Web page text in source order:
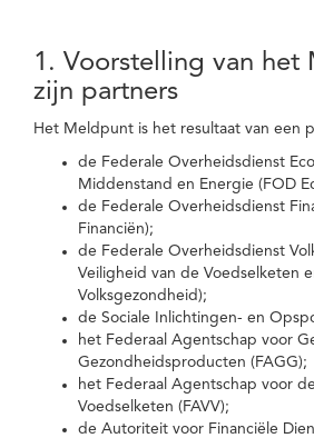
1. Voorstelling van het
zijn partners
Het Meldpunt is het resultaat van een
de Federale Overheidsdienst
Middenstand en Energie (FOD
de Federale Overheidsdienst
Financiën);
de Federale Overheidsdienst
Veiligheid van de Voedselketen
Volksgezondheid);
de Sociale Inlichtingen- en
het Federaal Agentschap voor
Gezondheidsproducten (FAGG);
het Federaal Agentschap voor
Voedselketen (FAVV);
de Autoriteit voor Financiële